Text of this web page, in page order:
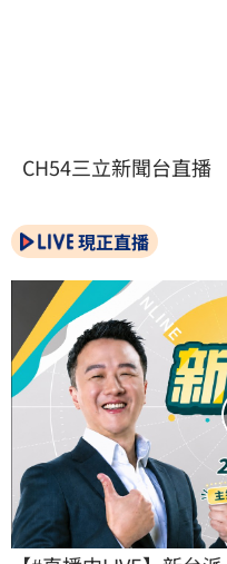
CH54三立新聞台直播
現正直播